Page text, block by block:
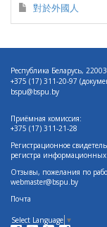
對於外國人
Республика Беларусь,
+375 (17) 311-20-97
bspu@bspu.by
Приёмная комиссия:
+375 (17) 311-21-28
Регистрационное
регистра информационных
Отзывы, пожелания по
webmaster@bspu.by
Почта
Select Language ▼